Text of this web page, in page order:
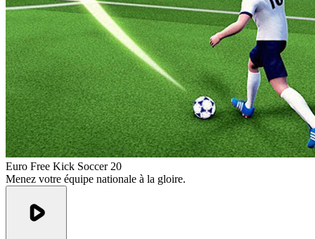
Euro Free Kick Soccer 20
Menez votre équipe nationale à la gloire.